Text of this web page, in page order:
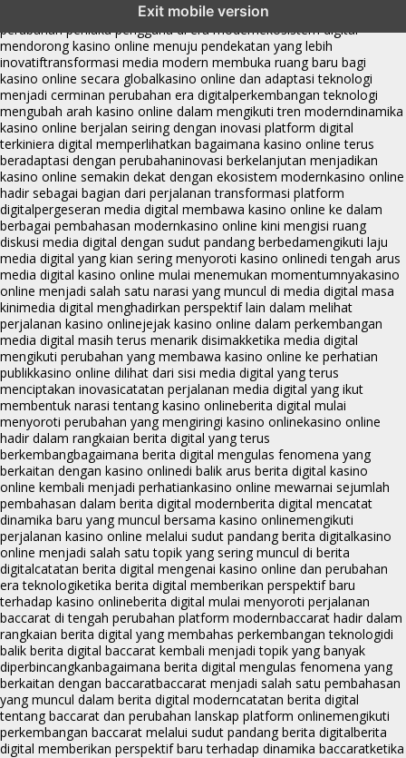
Exit mobile version
perkembangan kasino online mencerminkan
perubahan perilaku pengguna di era modernekosistem digital
mendorong kasino online menuju pendekatan yang lebih
inovatiftransformasi media modern membuka ruang baru bagi
kasino online secara globalkasino online dan adaptasi teknologi
menjadi cerminan perubahan era digitalperkembangan teknologi
mengubah arah kasino online dalam mengikuti tren moderndinamika
kasino online berjalan seiring dengan inovasi platform digital
terkiniera digital memperlihatkan bagaimana kasino online terus
beradaptasi dengan perubahaninovasi berkelanjutan menjadikan
kasino online semakin dekat dengan ekosistem modernkasino online
hadir sebagai bagian dari perjalanan transformasi platform
digitalpergeseran media digital membawa kasino online ke dalam
berbagai pembahasan modernkasino online kini mengisi ruang
diskusi media digital dengan sudut pandang berbedamengikuti laju
media digital yang kian sering menyoroti kasino onlinedi tengah arus
media digital kasino online mulai menemukan momentumnyakasino
online menjadi salah satu narasi yang muncul di media digital masa
kinimedia digital menghadirkan perspektif lain dalam melihat
perjalanan kasino onlinejejak kasino online dalam perkembangan
media digital masih terus menarik disimakketika media digital
mengikuti perubahan yang membawa kasino online ke perhatian
publikkasino online dilihat dari sisi media digital yang terus
menciptakan inovasicatatan perjalanan media digital yang ikut
membentuk narasi tentang kasino onlineberita digital mulai
menyoroti perubahan yang mengiringi kasino onlinekasino online
hadir dalam rangkaian berita digital yang terus
berkembangbagaimana berita digital mengulas fenomena yang
berkaitan dengan kasino onlinedi balik arus berita digital kasino
online kembali menjadi perhatiankasino online mewarnai sejumlah
pembahasan dalam berita digital modernberita digital mencatat
dinamika baru yang muncul bersama kasino onlinemengikuti
perjalanan kasino online melalui sudut pandang berita digitalkasino
online menjadi salah satu topik yang sering muncul di berita
digitalcatatan berita digital mengenai kasino online dan perubahan
era teknologiketika berita digital memberikan perspektif baru
terhadap kasino onlineberita digital mulai menyoroti perjalanan
baccarat di tengah perubahan platform modernbaccarat hadir dalam
rangkaian berita digital yang membahas perkembangan teknologidi
balik berita digital baccarat kembali menjadi topik yang banyak
diperbincangkanbagaimana berita digital mengulas fenomena yang
berkaitan dengan baccaratbaccarat menjadi salah satu pembahasan
yang muncul dalam berita digital moderncatatan berita digital
tentang baccarat dan perubahan lanskap platform onlinemengikuti
perkembangan baccarat melalui sudut pandang berita digitalberita
digital memberikan perspektif baru terhadap dinamika baccaratketika